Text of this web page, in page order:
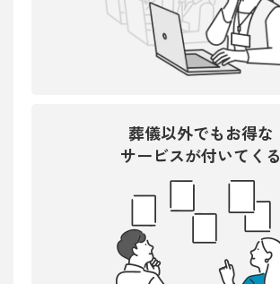
葬儀以外でもお得な
サービスが付いてくる